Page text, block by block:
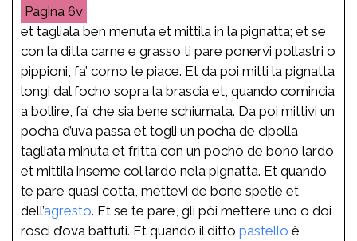
6v
et tagliala ben menuta et mittila in la pignatta; et se
con la ditta carne e grasso ti pare ponervi pollastri o
pippioni, fa’ como te piace. Et da poi mitti la pignatta
longi dal focho sopra la brascia et, quando comincia
a bollire, fa’ che sia bene schiumata. Da poi mittivi un
pocha d’uva passa et togli un pocha de cipolla
tagliata minuta et fritta con un pocho de bono lardo
et mittila inseme col lardo nela pignatta. Et quando
te pare quasi cotta, mettevi de bone spetie et
dell’agresto. Et se te pare, gli pòi mettere uno o doi
rosci d’ova battuti. Et quando il ditto pastello è